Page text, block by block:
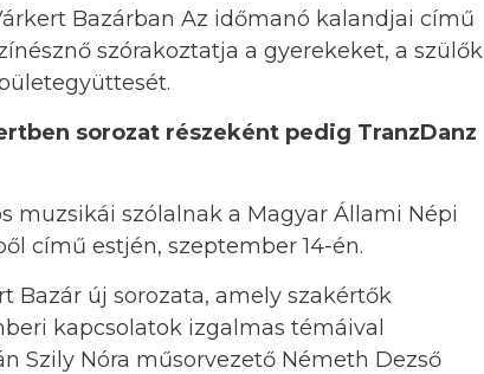
Bazárban Az időmanó kalandjai című
szórakoztatja a gyerekeket, a szülők
sorozat részeként pedig TranzDanz
muzsikái szólalnak a Magyar Állami Népi
című estjén, szeptember 14-én.
Bazár új sorozata, amely szakértők
kapcsolatok izgalmas témáival
Szily Nóra műsorvezető Németh Dezső